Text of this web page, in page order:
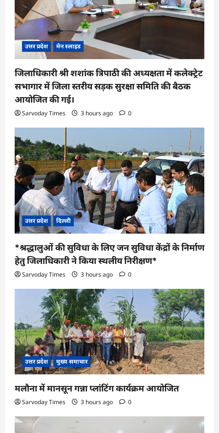
उत्तर प्रदेश मेन स्लाइड
जिलाधिकारी श्री शशांक त्रिपाठी की अध्यक्षता में कलेक्ट्रेट
सभागार में जिला स्तरीय सड़क सुरक्षा समिति की बैठक
आयोजित की गई।
Sarvoday Times 3 hours ago 0
उत्तर प्रदेश दिल्ली
*श्रद्धालुओं की सुविधा के लिए जन सुविधा केंद्रों के निर्माण
हेतु जिलाधिकारी ने किया स्थलीय निरीक्षण*
Sarvoday Times 3 hours ago 0
उत्तर प्रदेश मुख्य समाचार
मलौना में मानसून गन्ना प्लांटिंग कार्यक्रम आयोजित
Sarvoday Times 3 hours ago 0